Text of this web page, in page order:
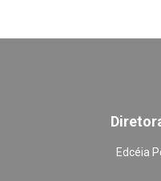
Edcéia